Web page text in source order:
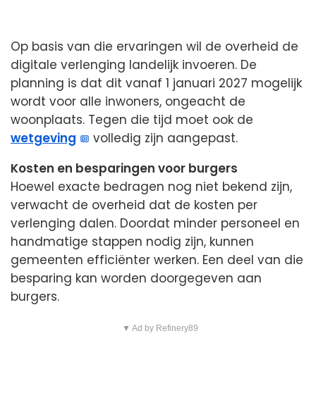
Op basis van die ervaringen wil de overheid de
digitale verlenging landelijk invoeren. De
planning is dat dit vanaf 1 januari 2027 mogelijk
wordt voor alle inwoners, ongeacht de
woonplaats. Tegen die tijd moet ook de
wetgeving
volledig zijn aangepast.
Kosten en besparingen voor burgers
Hoewel exacte bedragen nog niet bekend zijn,
verwacht de overheid dat de kosten per
verlenging dalen. Doordat minder personeel en
handmatige stappen nodig zijn, kunnen
gemeenten efficiënter werken. Een deel van die
besparing kan worden doorgegeven aan
burgers.
▼ Ad by Refinery89